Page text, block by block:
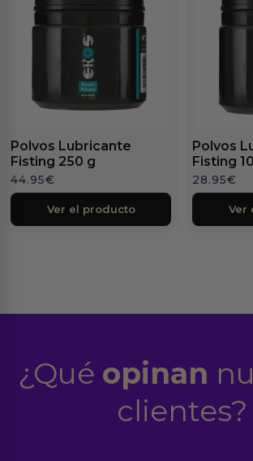
Polvos Lubricante
Fisting 250 g
44.95€
Ver el producto
Polvos
Fisting
28.95€
Ver
¿Qué opinan
clientes?